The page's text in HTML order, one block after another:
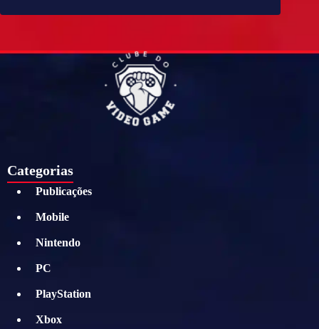
Categorias
Publicações
Mobile
Nintendo
PC
PlayStation
Xbox